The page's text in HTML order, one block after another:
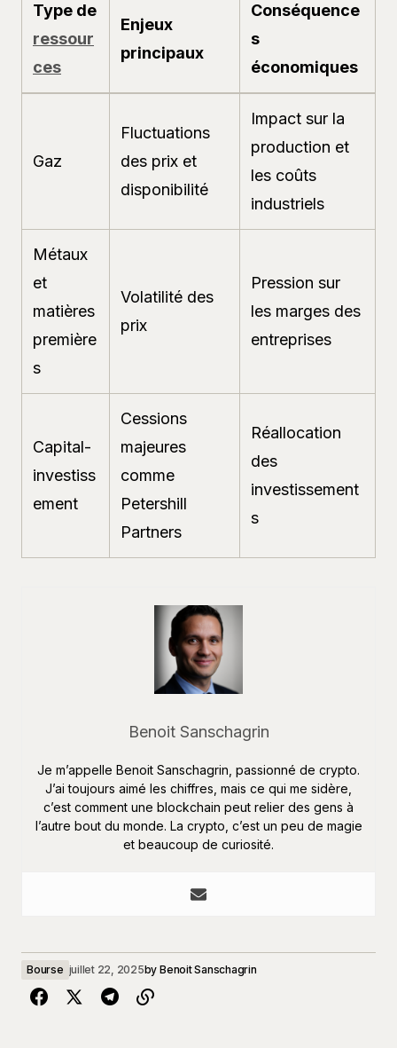
Type de
ressour
ces
Enjeux
principaux
Conséquence
s
économiques
Gaz
Fluctuations
des prix et
disponibilité
Impact sur la
production et
les coûts
industriels
Métaux
et
matières
première
s
Volatilité des
prix
Pression sur
les marges des
entreprises
Capital-
investiss
ement
Cessions
majeures
comme
Petershill
Partners
Réallocation
des
investissement
s
Benoit Sanschagrin
Je m’appelle Benoit Sanschagrin, passionné de crypto.
J’ai toujours aimé les chiffres, mais ce qui me sidère,
c’est comment une blockchain peut relier des gens à
l’autre bout du monde. La crypto, c’est un peu de magie
et beaucoup de curiosité.
Bourse juillet 22, 2025by Benoit Sanschagrin